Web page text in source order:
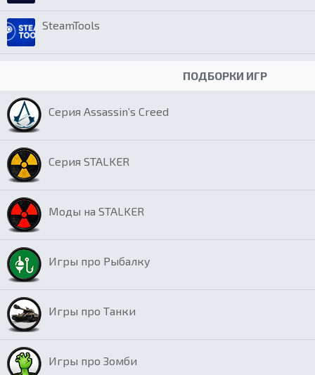
SteamTools
ПОДБОРКИ ИГР
Серия Assassin’s Creed
Серия STALKER
Моды на STALKER
Игры про Рыбалку
Игры про Танки
Игры про Зомби